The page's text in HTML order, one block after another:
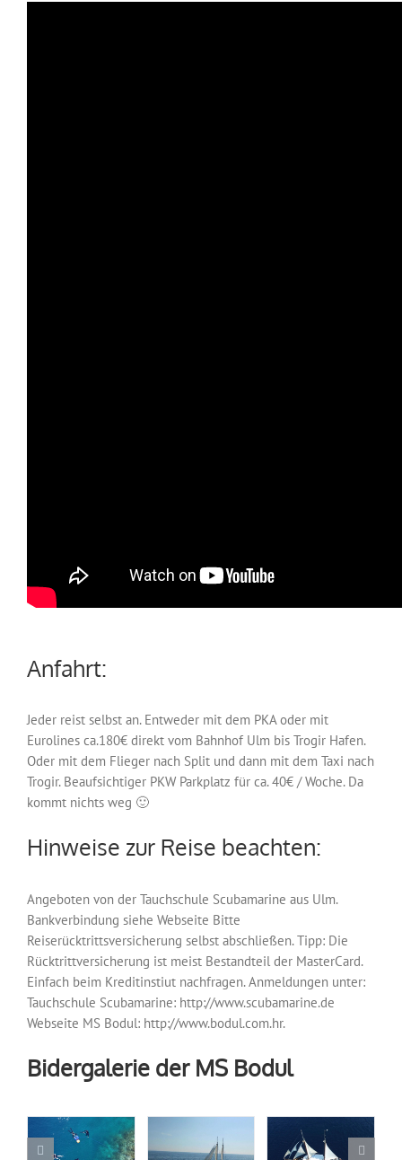
Anfahrt:
Jeder reist selbst an. Entweder mit dem PKA oder mit
Eurolines ca.180€ direkt vom Bahnhof Ulm bis Trogir Hafen.
Oder mit dem Flieger nach Split und dann mit dem Taxi nach
Trogir. Beaufsichtiger PKW Parkplatz für ca. 40€ / Woche. Da
kommt nichts weg 🙂
Hinweise zur Reise beachten:
Angeboten von der Tauchschule Scubamarine aus Ulm.
Bankverbindung siehe Webseite Bitte
Reiserücktrittsversicherung selbst abschließen. Tipp: Die
Rücktrittversicherung ist meist Bestandteil der MasterCard.
Einfach beim Kreditinstiut nachfragen. Anmeldungen unter:
Tauchschule Scubamarine: http://www.scubamarine.de
Webseite MS Bodul: http://www.bodul.com.hr.
Bidergalerie der MS Bodul